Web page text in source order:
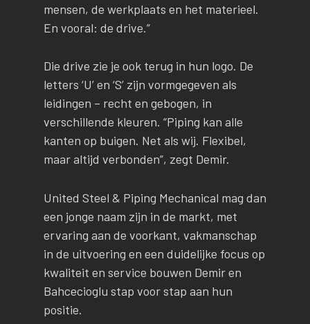
mensen, de werkplaats en het materieel.
En vooral: de drive.”
Die drive zie je ook terug in hun logo. De
letters ‘U’ en ‘S’ zijn vormgegeven als
leidingen – recht en gebogen, in
verschillende kleuren. “Piping kan alle
kanten op buigen. Net als wij. Flexibel,
maar altijd verbonden”, zegt Demir.
United Steel & Piping Mechanical mag dan
een jonge naam zijn in de markt, met
ervaring aan de voorkant, vakmanschap
in de uitvoering en een duidelijke focus op
kwaliteit en service bouwen Demir en
Bahcecioglu stap voor stap aan hun
positie.